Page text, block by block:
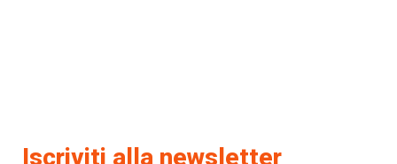
Iscriviti alla newsletter